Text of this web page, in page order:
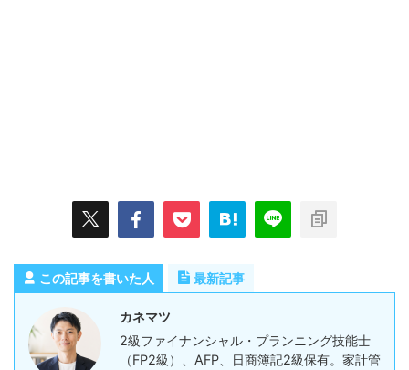
この記事を書いた人 最新記事
カネマツ
2級ファイナンシャル・プランニング技能士
（FP2級）、AFP、日商簿記2級保有。家計管